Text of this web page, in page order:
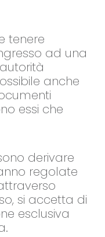
tenere
ad una
anche
essi che
derivare
regolate
si accetta di
esclusiva